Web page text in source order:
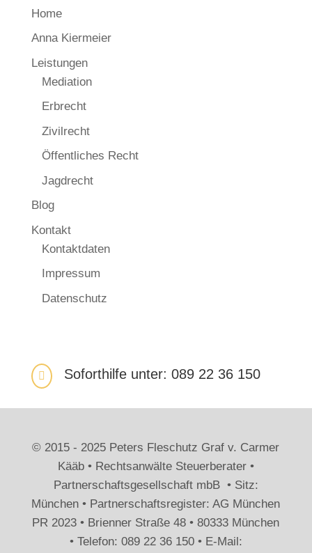
Home
Anna Kiermeier
Leistungen
Mediation
Erbrecht
Zivilrecht
Öffentliches Recht
Jagdrecht
Blog
Kontakt
Kontaktdaten
Impressum
Datenschutz
 Soforthilfe unter: 089 22 36 150
© 2015 - 2025 Peters Fleschutz Graf v. Carmer
Kääb • Rechtsanwälte Steuerberater •
Partnerschaftsgesellschaft mbB • Sitz:
München • Partnerschaftsregister: AG München
PR 2023 • Brienner Straße 48 • 80333 München
• Telefon: 089 22 36 150 • E-Mail: